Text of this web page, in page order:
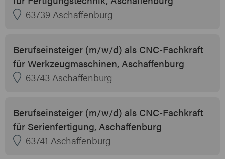
63739 Aschaffenburg
Berufseinsteiger (m/w/d) als CNC-Fachkraft
für Werkzeugmaschinen, Aschaffenburg
63743 Aschaffenburg
Berufseinsteiger (m/w/d) als CNC-Fachkraft
für Serienfertigung, Aschaffenburg
63741 Aschaffenburg